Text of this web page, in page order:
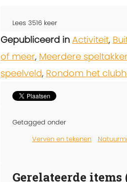
Lees 3516 keer
Gepubliceerd in Activiteit,
of meer, Meerdere
speelveld, Rondom het
Getagged onder
Verven en tekenen
Gerelateerde items